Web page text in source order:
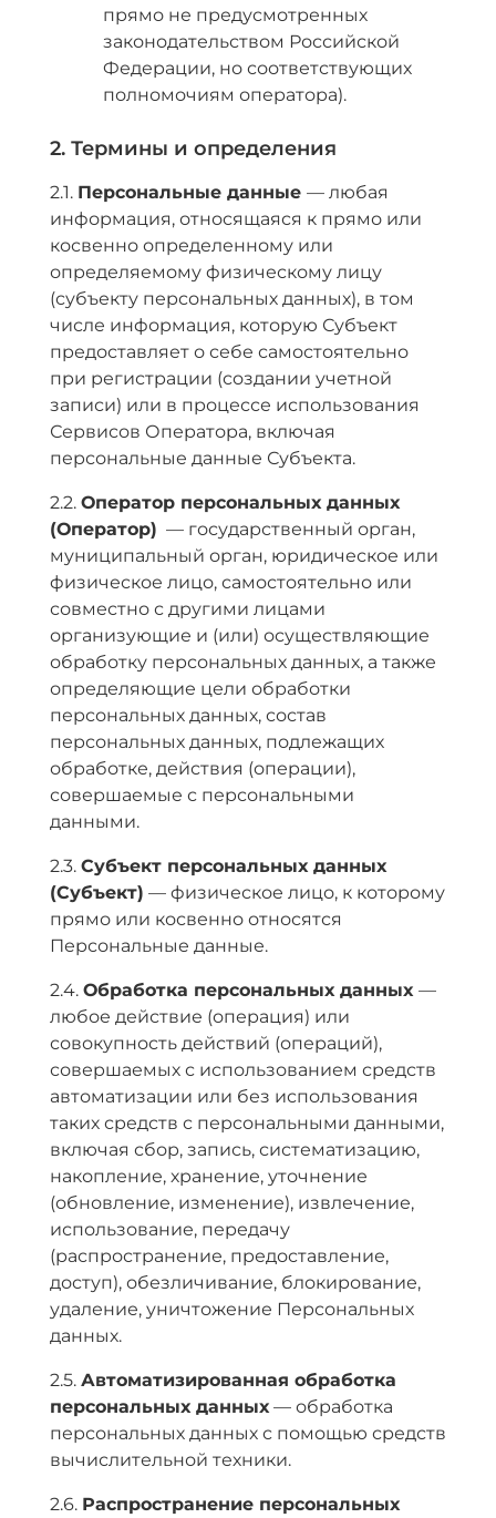
прямо не предусмотренных
законодательством Российской
Федерации, но соответствующих
полномочиям оператора).
2. Термины и определения
2.1. Персональные данные — любая
информация, относящаяся к прямо или
косвенно определенному или
определяемому физическому лицу
(субъекту персональных данных), в том
числе информация, которую Субъект
предоставляет о себе самостоятельно
при регистрации (создании учетной
записи) или в процессе использования
Сервисов Оператора, включая
персональные данные Субъекта.
2.2. Оператор персональных данных
(Оператор) — государственный орган,
муниципальный орган, юридическое или
физическое лицо, самостоятельно или
совместно с другими лицами
организующие и (или) осуществляющие
обработку персональных данных, а также
определяющие цели обработки
персональных данных, состав
персональных данных, подлежащих
обработке, действия (операции),
совершаемые с персональными
данными.
2.3. Субъект персональных данных
(Субъект) — физическое лицо, к которому
прямо или косвенно относятся
Персональные данные.
2.4. Обработка персональных данных —
любое действие (операция) или
совокупность действий (операций),
совершаемых с использованием средств
автоматизации или без использования
таких средств с персональными данными,
включая сбор, запись, систематизацию,
накопление, хранение, уточнение
(обновление, изменение), извлечение,
использование, передачу
(распространение, предоставление,
доступ), обезличивание, блокирование,
удаление, уничтожение Персональных
данных.
2.5. Автоматизированная обработка
персональных данных— обработка
персональных данных с помощью средств
вычислительной техники.
2.6. Распространение персональных